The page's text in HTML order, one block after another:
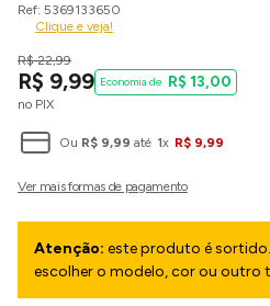
5369133650
Clique e veja!
R$ 22,99
R$ 9,99
no PIX
R$ 13,00
Ou R$ 9,99 até 1x R$ 9,99
Atenção: este produto é
escolher o modelo, cor ou outro